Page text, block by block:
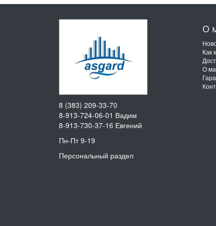
О
Как
О
8 (383) 209-33-70
8-913-724-06-01 Вадим
8-913-730-37-16 Евгений
Пн-Пт 9-19
Персональный раздел